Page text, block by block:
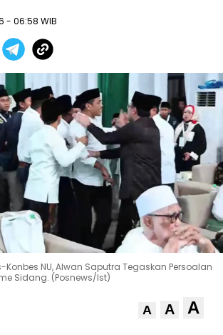
- 06:58 WIB
NU, Alwan Saputra Tegaskan Persoalan
Sidang. (Posnews/Ist)
A A A